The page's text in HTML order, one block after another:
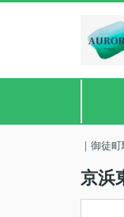
｜御徒
京浜